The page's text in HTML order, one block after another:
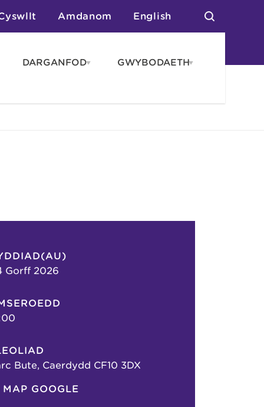
Amdanom English
DARGANFODOpen
GWYBODAETHOpen
Gorff 2026
Bute, Caerdydd CF10 3DX
MAP GOOGLE